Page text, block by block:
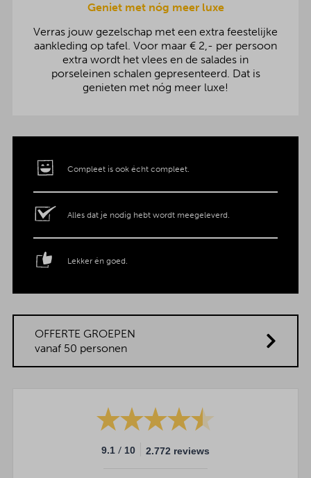
Geniet met nóg meer luxe
Verras jouw gezelschap met een extra feestelijke
aankleding op tafel. Voor maar € 2,- per persoon
extra wordt het vlees en de salades in
porseleinen schalen gepresenteerd. Dat is
genieten met nóg meer luxe!
Compleet is ook écht compleet.
Alles dat je nodig hebt wordt meegeleverd.
Lekker én goed.
OFFERTE GROEPEN
vanaf 50 personen
9.1 / 10 2.772 reviews